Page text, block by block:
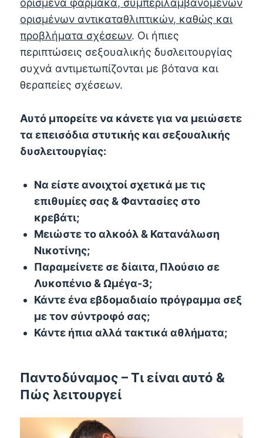
ορισμένα φάρμακα, συμπεριλαμβανομένων
ορισμένων αντικαταθλιπτικών, καθώς και
προβλήματα σχέσεων. Οι ήπιες
περιπτώσεις σεξουαλικής δυσλειτουργίας
συχνά αντιμετωπίζονται με βότανα και
θεραπείες σχέσεων.
Αυτό μπορείτε να κάνετε για να μειώσετε
τα επεισόδια στυτικής και σεξουαλικής
δυσλειτουργίας:
Να είστε ανοιχτοί σχετικά με τις
επιθυμίες σας & Φαντασίες στο
κρεβάτι;
Μειώστε το αλκοόλ & Κατανάλωση
Νικοτίνης;
Παραμείνετε σε δίαιτα, Πλούσιο σε
Λυκοπένιο & Ωμέγα-3;
Κάντε ένα εβδομαδιαίο πρόγραμμα σεξ
με τον σύντροφό σας;
Κάντε ήπια αλλά τακτικά αθλήματα;
Παντοδύναμος – Τι είναι αυτό &
Πώς λειτουργεί